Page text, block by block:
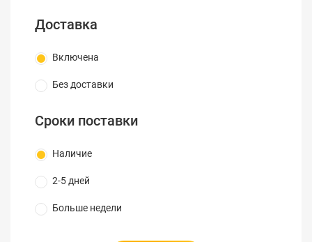
Доставка
Включена
Без доставки
Сроки поставки
Наличие
2-5 дней
Больше недели